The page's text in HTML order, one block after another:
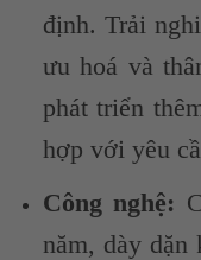
định. Trải
ưu hoá và
phát triển
hợp với yêu
Công nghệ:
năm, dày